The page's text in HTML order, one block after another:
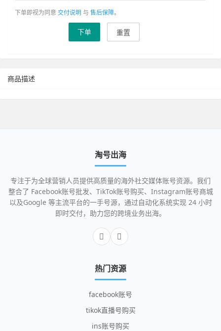
下单即视为同意 交付说明 与 售后保障。
下单 重置
商品描述
淘号出海
专注于为全球营销人员提供高质量的海外社交媒体账号资源。我们
整合了 Facebook账号批发、TikTok账号购买、Instagram账号商城
以及Google 等主流平台的一手号源，通过自动化系统实现 24 小时
即时交付，助力您的跨境业务出海。
热门资源
facebook账号
tikok直播号购买
ins账号购买